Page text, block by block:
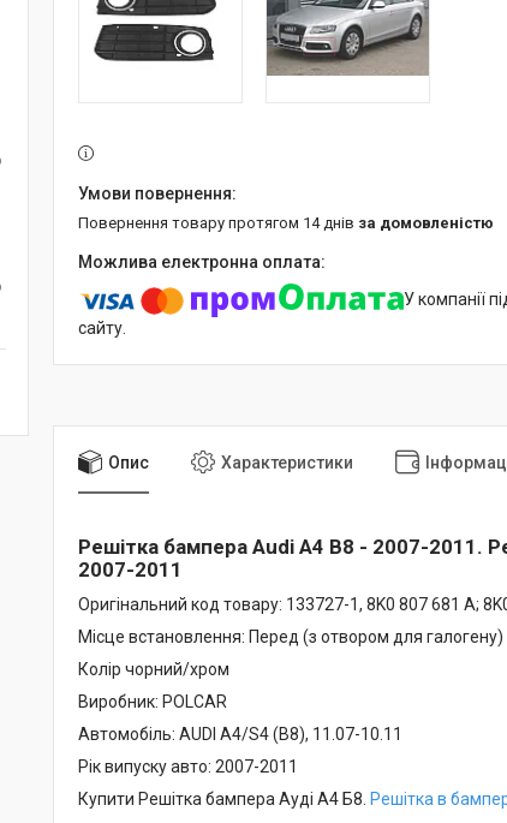
повернення товару протягом 14 днів за домовленістю
У компанії
сайту.
Опис Характеристики
Решітка бампера Audi A4 B8 - 2007-2011.
2007-2011
Оригінальний код товару: 133727-1, 8K0 807 681 A;
Місце встановлення: Перед (з отвором для галогену)
Колір чорний/хром
Виробник: POLCAR
Автомобіль: AUDI A4/S4 (B8), 11.07-10.11
Рік випуску авто: 2007-2011
Купити Решітка бампера Ауді А4 Б8. Решітка в